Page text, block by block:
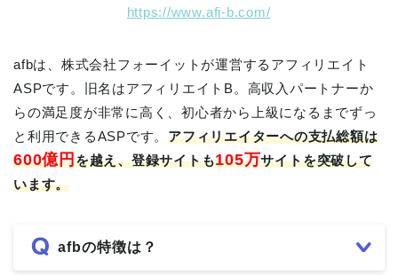
https://www.afi-b.com/
afbは、株式会社フォーイットが運営するアフィリエイト
ASPです。旧名はアフィリエイトB。高収入パートナーか
らの満足度が非常に高く、初心者から上級になるまでずっ
と利用できるASPです。アフィリエイターへの支払総額は
600億円を越え、登録サイトも105万サイトを突破して
います。
afbの特徴は？